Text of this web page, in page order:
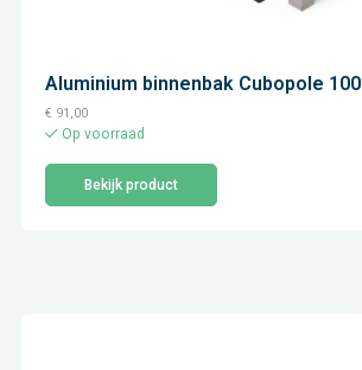
Aluminium binnenbak Cubopole 100
€ 91,00
Op voorraad
Bekijk product